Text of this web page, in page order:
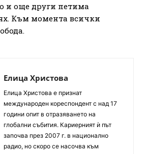
и още други петима
Към момента всички
Елица Христова
Елица Христова е признат
международен кореспондент с над 17
години опит в отразяването на
глобални събития. Кариерният ѝ път
започва през 2007 г. в национално
радио, но скоро се насочва към